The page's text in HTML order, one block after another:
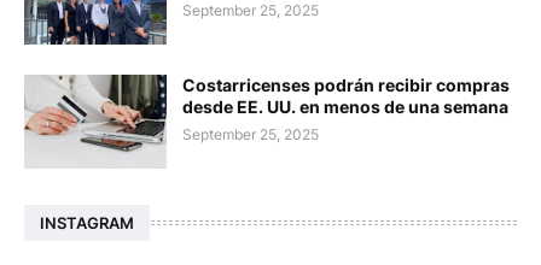
September 25, 2025
Costarricenses podrán recibir compras
desde EE. UU. en menos de una semana
September 25, 2025
INSTAGRAM